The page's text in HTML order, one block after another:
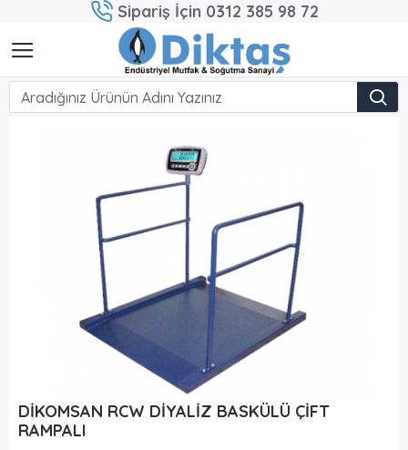
Sipariş İçin 0312 385 98 72
DİKOMSAN RCW DİYALİZ BASKÜLÜ ÇİFT
RAMPALI